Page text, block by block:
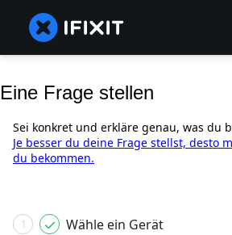
Eine Frage stellen
Sei konkret und erkläre genau, was du
Je besser du deine Frage stellst, desto
du bekommen.
1 Wähle ein Gerät